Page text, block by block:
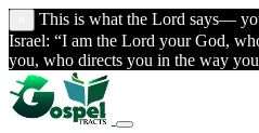
This is what the Lord says—
Israel: “I am the Lord your God,
you, who directs you in the way